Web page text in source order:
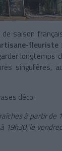
de saison
fleuriste
longtemps
singulières,
déco.
à partir de
19h30, le